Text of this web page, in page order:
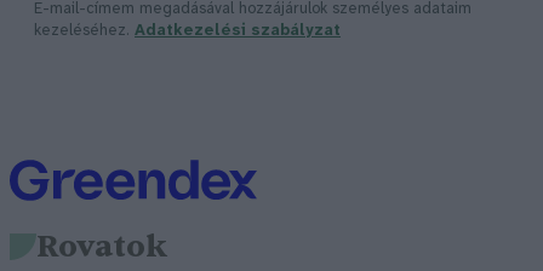
E-mail-címem megadásával hozzájárulok személyes adataim
kezeléséhez. Adatkezelési szabályzat
Rovatok